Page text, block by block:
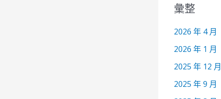
彙整
2026 年 4 月
2026 年 1 月
2025 年 12 月
2025 年 9 月